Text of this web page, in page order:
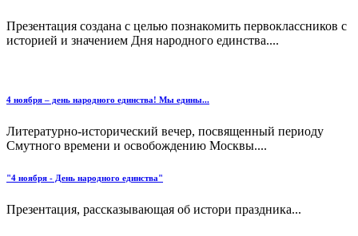
Презентация создана с целью познакомить первоклассников с
историей и значением Дня народного единства....
4 ноября – день народного единства! Мы едины...
Литературно-исторический вечер, посвященный периоду
Смутного времени и освобождению Москвы....
"4 ноября - День народного единства"
Презентация, рассказывающая об истори праздника...